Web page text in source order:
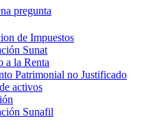
pregunta
de Impuestos
Sunat
a la Renta
Patrimonial no Justificado
activos
Sunafil